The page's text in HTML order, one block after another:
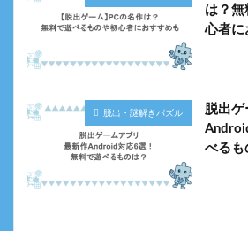
は？無
心者に
脱出・謎解きパズル
脱出ゲ
べるも